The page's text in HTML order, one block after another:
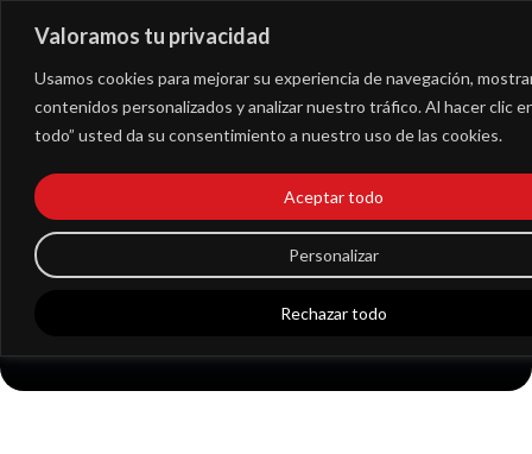
Valoramos tu privacidad
Usamos cookies para mejorar su experiencia de navegación,
contenidos personalizados y analizar nuestro tráfico. Al hacer clic
todo” usted da su consentimiento a nuestro uso de las cookies.
Personalizar
Rechazar todo
Aceptar todo
Así funciona el
régimen fiscal
especial de fusiones y
escisiones